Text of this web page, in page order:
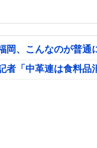
岡、こんなのが普
者「中革連は食料